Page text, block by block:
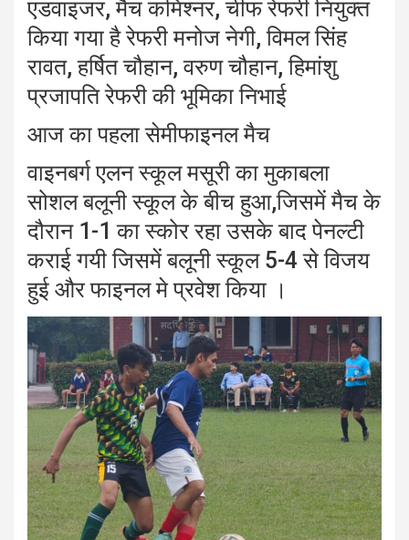
एडवाइजर, मैच कमिश्नर, चीफ रेफरी नियुक्त
किया गया है रेफरी मनोज नेगी, विमल सिंह
रावत, हर्षित चौहान, वरुण चौहान, हिमांशु
प्रजापति रेफरी की भूमिका निभाई
आज का पहला सेमीफाइनल मैच
वाइनबर्ग एलन स्कूल मसूरी का मुकाबला
सोशल बलूनी स्कूल के बीच हुआ,जिसमें मैच के
दौरान 1-1 का स्कोर रहा उसके बाद पेनल्टी
कराई गयी जिसमें बलूनी स्कूल 5-4 से विजय
हुई और फाइनल मे प्रवेश किया ।